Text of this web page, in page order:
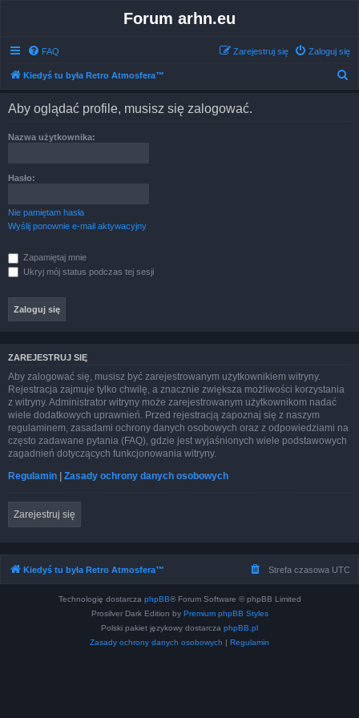
Forum arhn.eu
FAQ Zaloguj się
Zarejestruj się
Kiedyś tu była Retro Atmosfera™
Aby oglądać profile, musisz się zalogować.
Nazwa użytkownika:
Hasło:
Nie pamiętam hasła
Wyślij ponownie e-mail aktywacyjny
Zapamiętaj mnie
Ukryj mój status podczas tej sesji
ZAREJESTRUJ SIĘ
Aby zalogować się, musisz być zarejestrowanym użytkownikiem witryny.
Rejestracja zajmuje tylko chwilę, a znacznie zwiększa możliwości korzystania
z witryny. Administrator witryny może zarejestrowanym użytkownikom nadać
wiele dodatkowych uprawnień. Przed rejestracją zapoznaj się z naszym
regulaminem, zasadami ochrony danych osobowych oraz z odpowiedziami na
często zadawane pytania (FAQ), gdzie jest wyjaśnionych wiele podstawowych
zagadnień dotyczących funkcjonowania witryny.
Regulamin | Zasady ochrony danych osobowych
Zarejestruj się
Kiedyś tu była Retro Atmosfera™ Strefa czasowa UTC
Technologię dostarcza phpBB® Forum Software © phpBB Limited
Prosilver Dark Edition by Premium phpBB Styles
Polski pakiet językowy dostarcza phpBB.pl
Zasady ochrony danych osobowych | Regulamin